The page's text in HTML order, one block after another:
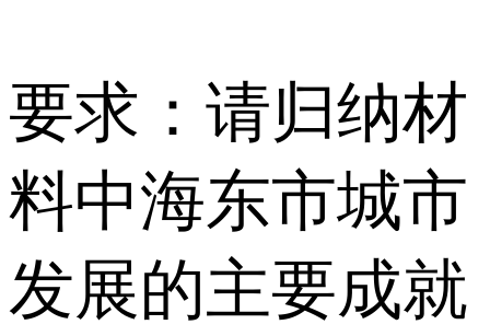
要求：请归纳材
料中海东市城市
发展的主要成就